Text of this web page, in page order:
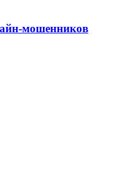
мошенников